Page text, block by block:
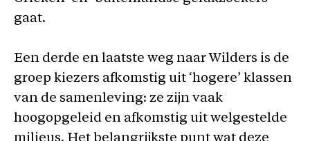
gaat.
Een derde en laatste weg naar Wilders is de
groep kiezers afkomstig uit ‘hogere’ klassen
van de samenleving: ze zijn vaak
hoogopgeleid en afkomstig uit welgestelde
milieus. Het belangrijkste punt wat deze